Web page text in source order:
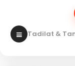
Tadilat &